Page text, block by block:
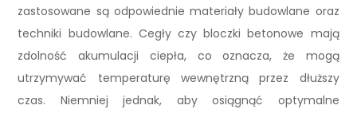
zastosowane są odpowiednie materiały budowlane oraz
techniki budowlane. Cegły czy bloczki betonowe mają
zdolność akumulacji ciepła, co oznacza, że mogą
utrzymywać temperaturę wewnętrzną przez dłuższy
czas. Niemniej jednak, aby osiągnąć optymalne